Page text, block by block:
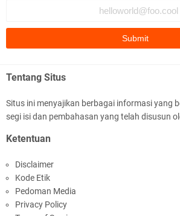
Ditlantas Polda NTB Edukasi
Pelajar SMPN 1 Gerung
Tentang Situs
Situs ini menyajikan berbagai informasi yang
segi isi dan pembahasan yang telah disusun
Ketentuan
Disclaimer
Kode Etik
Pedoman Media
Privacy Policy